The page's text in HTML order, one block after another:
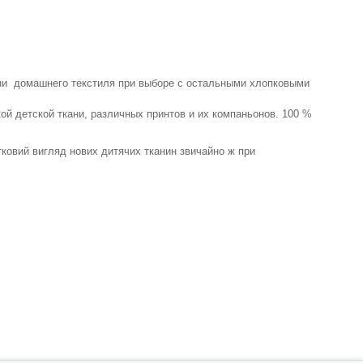
домашнего текстиля при выборе с остальными хлопковыми
детской ткани, различных принтов и их компаньонов. 100 %
вигляд нових дитячих тканин звичайно ж при